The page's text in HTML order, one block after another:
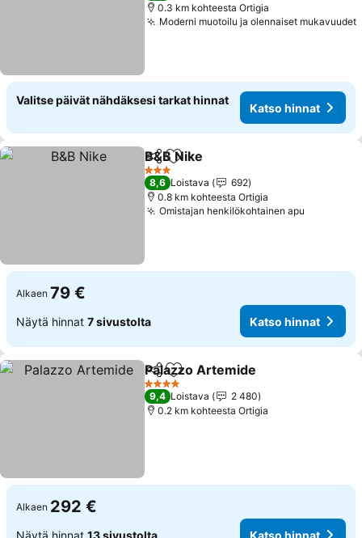
0.3 km kohteesta Ortigia
Moderni muotoilu ja olennaiset mukavuudet
Valitse päivät nähdäksesi tarkat hinnat
Katso hinnat
Jaa Lisää suosikkeihin
B&B Nike
3 Tähtiluokitus
8,6 Loistava
692
0.8 km kohteesta Ortigia
Omistajan henkilökohtainen apu
Alkaen 79 €
Näytä hinnat 7 sivustolta Katso hinnat
Jaa Lisää suosikkeihin
Palazzo Artemide
4 Tähtiluokitus
9,4 Loistava
2 480
0.2 km kohteesta Ortigia
Alkaen 292 €
Näytä hinnat 13 sivustolta Katso hinnat